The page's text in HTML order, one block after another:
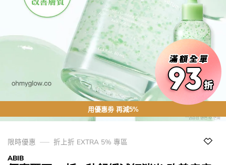
用優惠劵 再減5%
限時優惠
折上折 EXTRA 5% 專區
ABIB